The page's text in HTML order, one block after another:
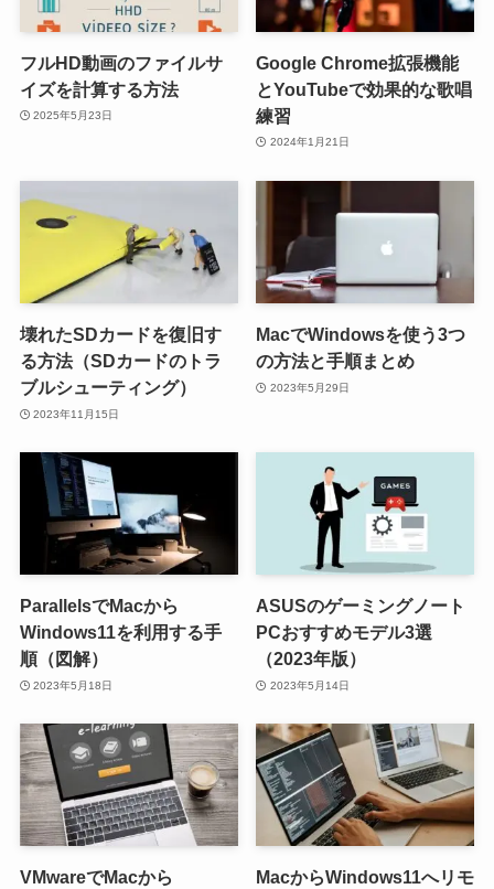
フルHD動画のファイルサ
イズを計算する方法
2025年5月23日
Google Chrome拡張機能
とYouTubeで効果的な歌唱
練習
2024年1月21日
壊れたSDカードを復旧す
る方法（SDカードのトラ
ブルシューティング）
2023年11月15日
MacでWindowsを使う3つ
の方法と手順まとめ
2023年5月29日
ParallelsでMacから
Windows11を利用する手
順（図解）
2023年5月18日
ASUSのゲーミングノート
PCおすすめモデル3選
（2023年版）
2023年5月14日
VMwareでMacから
MacからWindows11へリモ